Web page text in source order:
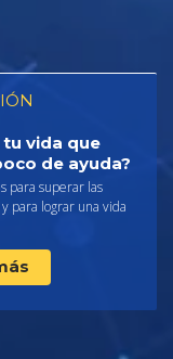
tu vida que
de ayuda?
para superar las
para lograr una vida